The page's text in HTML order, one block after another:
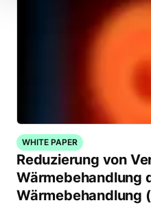
WHITE PAPER
Reduzierung von
Wärmebehandlung
Wärmebehandlung